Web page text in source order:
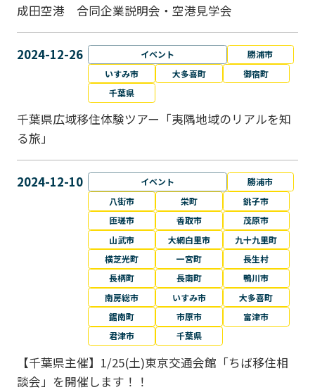
成田空港 合同企業説明会・空港見学会
2024-12-26 イベント
勝浦市
いすみ市
大多喜町
御宿町
千葉県
千葉県広域移住体験ツアー「夷隅地域のリアルを知
る旅」
2024-12-10 イベント
勝浦市
八街市
栄町
銚子市
匝瑳市
香取市
茂原市
山武市
大網白里市
九十九里町
横芝光町
一宮町
長生村
長柄町
長南町
鴨川市
南房総市
いすみ市
大多喜町
鋸南町
市原市
富津市
君津市
千葉県
【千葉県主催】1/25(土)東京交通会館「ちば移住相
談会」を開催します！！